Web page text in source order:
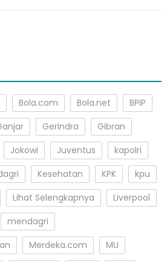
Bola.com Bola.net
BPIP
Gerindra
Gibran
Jokowi Juventus
kapolri
Kesehatan KPK
kpu
Lihat Selengkapnya
Liverpool
mendagri
Merdeka.com
MU